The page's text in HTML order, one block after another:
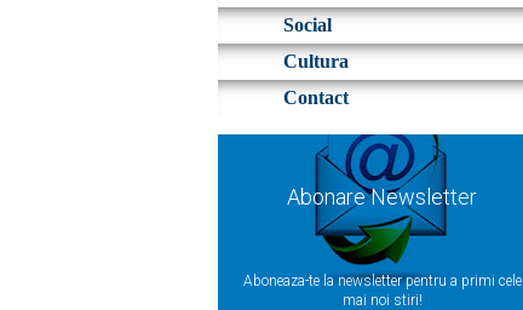
Social
Cultura
Contact
Abonare Newsletter
Aboneaza-te la newsletter pentru a primi cele
mai noi stiri!